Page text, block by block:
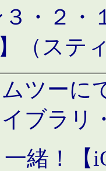
３・２
】（ステ
ツーに
ブラリ
緒！【